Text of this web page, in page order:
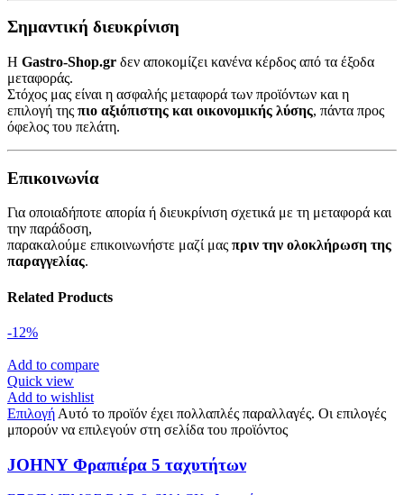
Σημαντική διευκρίνιση
Η Gastro-Shop.gr δεν αποκομίζει κανένα κέρδος από τα έξοδα
μεταφοράς.
Στόχος μας είναι η ασφαλής μεταφορά των προϊόντων και η
επιλογή της πιο αξιόπιστης και οικονομικής λύσης, πάντα προς
όφελος του πελάτη.
Επικοινωνία
Για οποιαδήποτε απορία ή διευκρίνιση σχετικά με τη μεταφορά και
την παράδοση,
παρακαλούμε επικοινωνήστε μαζί μας πριν την ολοκλήρωση της
παραγγελίας.
Related Products
-12%
Add to compare
Quick view
Add to wishlist
Επιλογή Αυτό το προϊόν έχει πολλαπλές παραλλαγές. Οι επιλογές
μπορούν να επιλεγούν στη σελίδα του προϊόντος
JOHNY Φραπιέρα 5 ταχυτήτων